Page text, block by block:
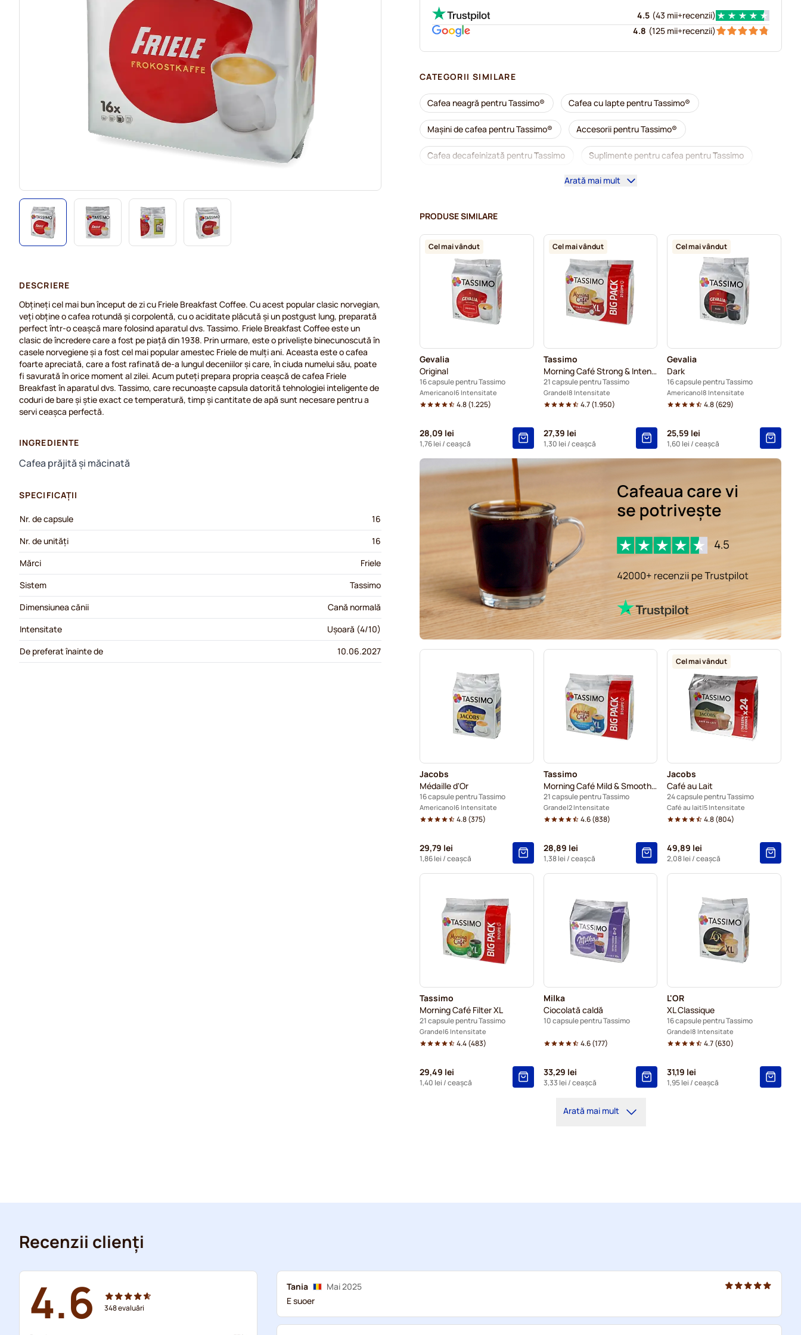
4.5 (43 mii+recenzii)
4.8 (125 mii+recenzii)
CATEGORII SIMILARE
Cafea neagră pentru Tassimo® Cafea cu lapte pentru Tassimo®
Mașini de cafea pentru Tassimo® Accesorii pentru Tassimo®
Cafea decafeinizată pentru Tassimo Suplimente pentru cafea pentru Tassimo
Detartrare și întreținere pentru Tassimo Capsule cafea L'OR pentru Tassimo
Capsule cafea Friele pentru Tassimo Capsule cafea Marcilla pentru Tassimo
Pentru Tassimo® Ciocolată caldă și ceai pentru Tassimo®
Capsule cafea Gevalia pentru Tassimo
Arată mai mult
PRODUSE SIMILARE
Cel mai vândut
Gevalia
Original
16 capsule pentru Tassimo
Americano 6 Intensitate
4.8(1.225)
28,09 lei
1,76 lei / ceașcă
Cel mai vândut
Tassimo
Morning Café Strong & Intense XL
21 capsule pentru Tassimo
Grande 8 Intensitate
4.7(1.950)
27,39 lei
1,30 lei / ceașcă
Cel mai vândut
Gevalia
Dark
16 capsule pentru Tassimo
Americano 8 Intensitate
4.8(629)
25,59 lei
1,60 lei / ceașcă
Jacobs
Médaille d'Or
16 capsule pentru Tassimo
Americano 6 Intensitate
4.8(375)
29,79 lei
1,86 lei / ceașcă
Tassimo
Morning Café Mild & Smooth XL
21 capsule pentru Tassimo
Grande 2 Intensitate
4.6(838)
28,89 lei
1,38 lei / ceașcă
Cel mai vândut
Jacobs
Café au Lait
24 capsule pentru Tassimo
Café au lait 5 Intensitate
4.8(804)
49,89 lei
2,08 lei / ceașcă
Tassimo
Morning Café Filter XL
21 capsule pentru Tassimo
Grande 6 Intensitate
4.4(483)
29,49 lei
1,40 lei / ceașcă
Milka
Ciocolată caldă
10 capsule pentru Tassimo
4.6(177)
33,29 lei
3,33 lei / ceașcă
L'OR
XL Classique
16 capsule pentru Tassimo
Grande 8 Intensitate
4.7(630)
31,19 lei
1,95 lei / ceașcă
Arată mai mult
DESCRIERE
Obțineți cel mai bun început de zi cu Friele Breakfast Coffee. Cu acest popular clasic norvegian,
veți obține o cafea rotundă și corpolentă, cu o aciditate plăcută și un postgust lung, preparată
perfect într-o ceașcă mare folosind aparatul dvs. Tassimo. Friele Breakfast Coffee este un
clasic de încredere care a fost pe piață din 1938. Prin urmare, este o priveliște binecunoscută în
casele norvegiene și a fost cel mai popular amestec Friele de mulți ani. Aceasta este o cafea
foarte apreciată, care a fost rafinată de-a lungul deceniilor și care, în ciuda numelui său, poate
fi savurată în orice moment al zilei. Acum puteți prepara propria ceașcă de cafea Friele
Breakfast în aparatul dvs. Tassimo, care recunoaște capsula datorită tehnologiei inteligente de
coduri de bare și știe exact ce temperatură, timp și cantitate de apă sunt necesare pentru a
servi ceașca perfectă.
INGREDIENTE
Cafea prăjită și măcinată
SPECIFICAȚII
Nr. de capsule
16
Nr. de unități
16
Mărci
Friele
Sistem
Tassimo
Dimensiunea cănii
Cană normală
Intensitate
Ușoară (4/10)
De preferat înainte de
10.06.2027
Recenzii clienți
4.6 348evaluări
Tania
Mai 2025
E suoer